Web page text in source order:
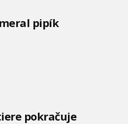
pipík
pokračuje